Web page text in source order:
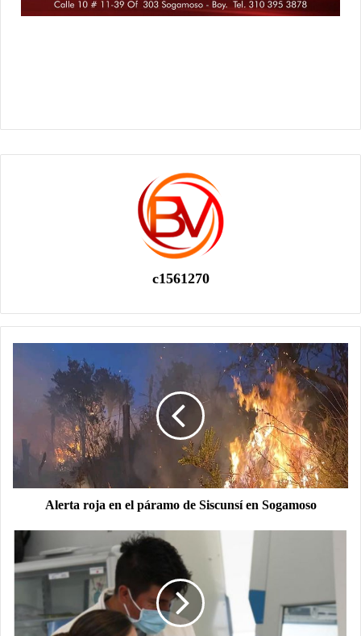
c1561270
Alerta roja en el páramo de Siscunsí en Sogamoso